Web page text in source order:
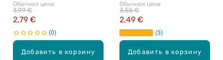
Добавить в корзину
Обычная цена
2,79 €
3,99 €
0
Добавить в корзину
730мл
Обычная цена
2,49 €
3,55 €
5